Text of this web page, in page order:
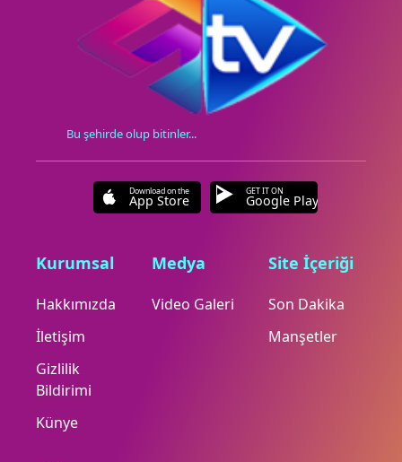
Bu şehirde olup bitinler...
Download on the
App Store
GET IT ON
Google Play
Kurumsal
Hakkımızda
İletişim
Gizlilik
Bildirimi
Künye
Medya
Video Galeri
Site İçeriği
Son Dakika
Manşetler